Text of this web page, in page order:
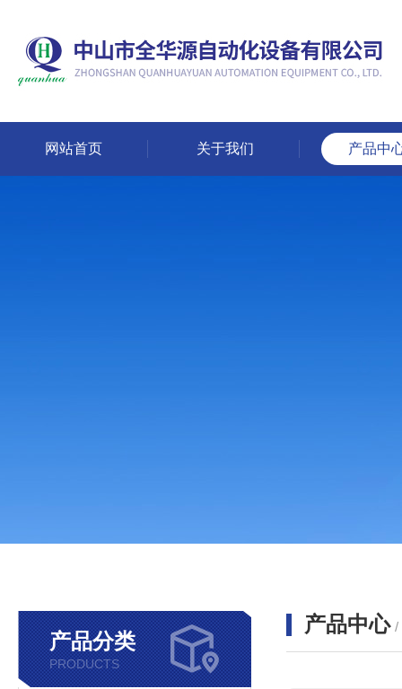
网站首页 关于我们 产品中
产品分类
PRODUCTS
产品中心 /